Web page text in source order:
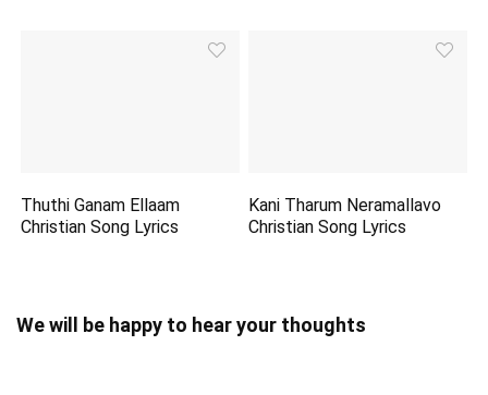
Thuthi Ganam Ellaam
Christian Song Lyrics
Kani Tharum Neramallavo
Christian Song Lyrics
We will be happy to hear your thoughts